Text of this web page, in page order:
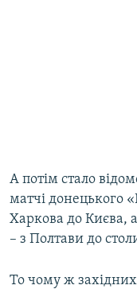
А потім стало
матчі донецького
Харкова до Києва,
– з Полтави до
То чому ж